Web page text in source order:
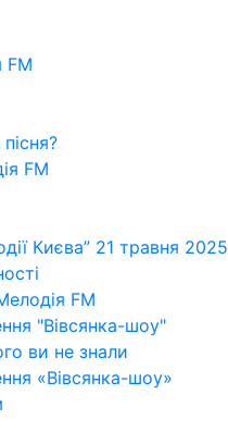
FM
FM
Києва” 21 травня 2025
FM
"Вівсянка-шоу"
ви не знали
«Вівсянка-шоу»